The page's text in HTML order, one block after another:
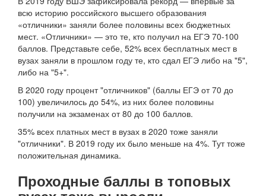
всю историю российского высшего образования
«отличники» заняли более половины всех бюджетных
мест. «Отличники» — это те, кто получил на ЕГЭ 70-100
баллов. Представьте себе, 52% всех бесплатных мест в
вузах заняли в прошлом году те, кто сдал ЕГЭ либо на "5",
либо на "5+".
В 2020 году процент "отличников" (баллы ЕГЭ от 70 до
100) увеличилось до 54%, из них более половины
получили на экзаменах от 80 до 100 баллов.
35% всех платных мест в вузах в 2020 тоже заняли
"отличники". В 2019 году их было меньше на 4%. Тут тоже
положительная динамика.
Проходные баллы в топовых